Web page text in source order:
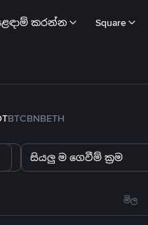
කරන්න Square
BTCBNBETH
සියලු ම ගෙවීම් ක්‍රම
මිල